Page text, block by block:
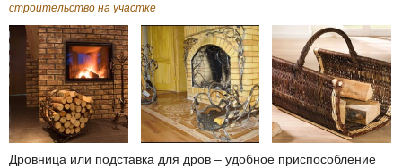
строительство на участке
Дровница или подставка для дров – удобное приспособление